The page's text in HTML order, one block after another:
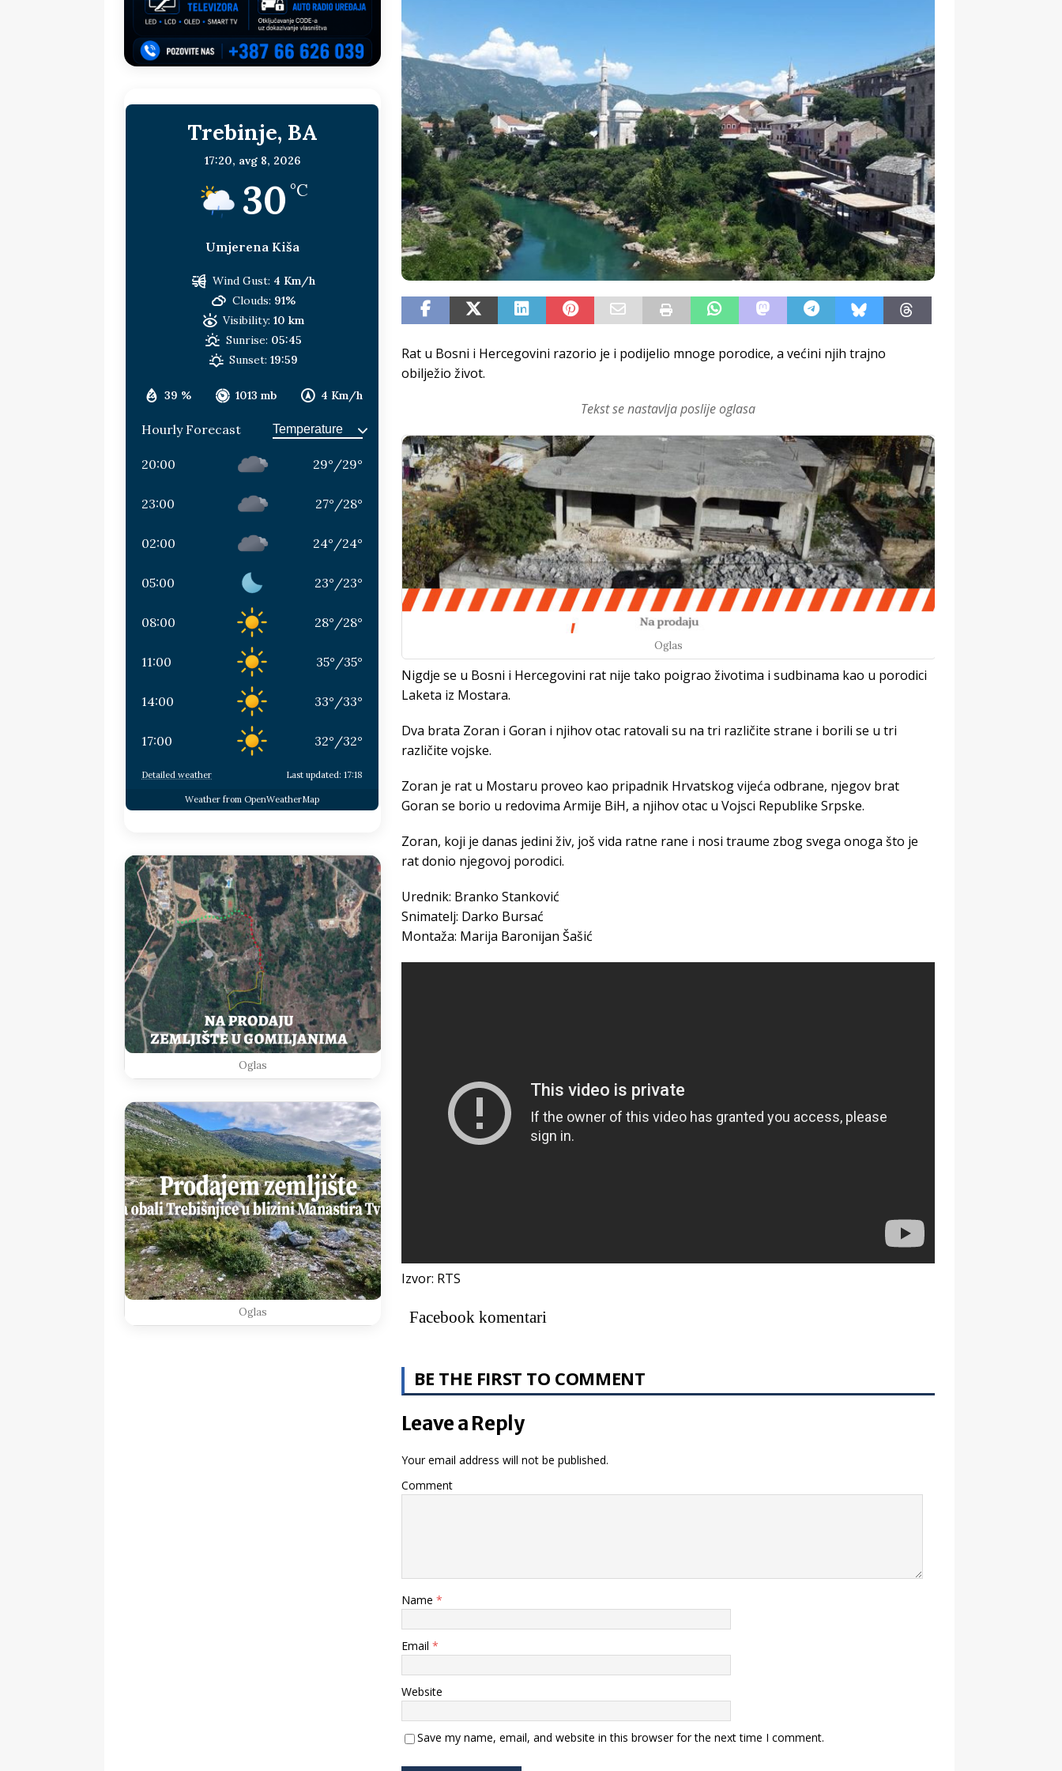
sljedeća meta!? BOSNA I HERCEGOVINA
[ 14. jul 2026. ] Budimiru je jako žao! REPUBLIKA SRPSKA
Dodik i Vučić nisu u sukobu, pogotovo nisu zbog Eleka LIČNI STAV
[ 11. jul 2026. ] Ako se povučemo i sve im prepustimo, ostaće nam samo siledžije i tišina BOSNA I
HERCEGOVINA
[ 9. jul 2026. ] RTRS-u blokirani svi računi REPUBLIKA SRPSKA
[ 30. jul 2026. ] Uhapšen bivši gradonačelnik Splita, Željko Kerum SVIJET
Rat u Bosni i Hercegovini razorio je i podijelio mnoge porodice, a većini njih trajno
obilježio život.
Tekst se nastavlja poslije oglasa
Oglas
Nigdje se u Bosni i Hercegovini rat nije tako poigrao životima i sudbinama kao u porodici
Laketa iz Mostara.
Dva brata Zoran i Goran i njihov otac ratovali su na tri različite strane i borili se u tri
različite vojske.
Zoran je rat u Mostaru proveo kao pripadnik Hrvatskog vijeća odbrane, njegov brat
Goran se borio u redovima Armije BiH, a njihov otac u Vojsci Republike Srpske.
Zoran, koji je danas jedini živ, još vida ratne rane i nosi traume zbog svega onoga što je
rat donio njegovoj porodici.
Urednik: Branko Stanković
Snimatelj: Darko Bursać
Montaža: Marija Baronijan Šašić
Izvor: RTS
Facebook komentari
BE THE FIRST TO COMMENT
Leave a Reply
Your email address will not be published.
Comment
Name *
Email *
Website
Save my name, email, and website in this browser for the next time I comment.
Trebinje, BA
17:20, avg 8, 2026
30 °C
Umjerena Kiša
39 % 1013 mb 4 Km/h
Wind Gust: 4 Km/h
Clouds: 91%
Visibility: 10 km
Sunrise: 05:45
Sunset: 19:59
Hourly Forecast
20:00 29° /29°
23:00 27° /28°
02:00 24° /24°
05:00 23° /23°
08:00 28° /28°
11:00 35° /35°
14:00 33° /33°
17:00 32° /32°
Detailed weather Last updated: 17:18
Weather from OpenWeatherMap
Oglas
Oglas